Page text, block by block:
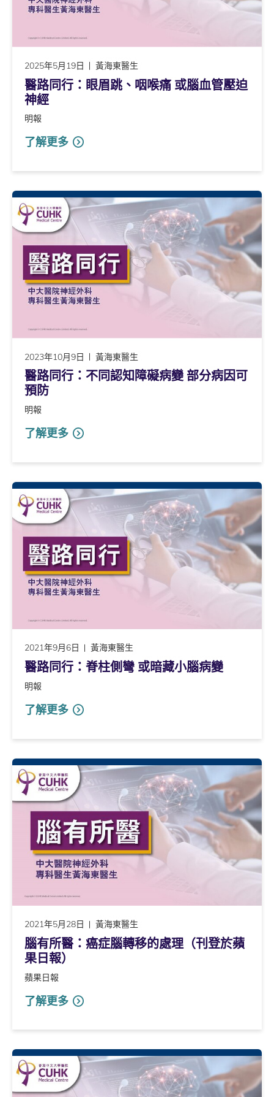
2025年5月19日 黃海東醫生
醫路同行：眼眉跳、咽喉痛 或腦血管壓迫
神經
明報
了解更多
2023年10月9日 黃海東醫生
醫路同行：不同認知障礙病變 部分病因可
預防
明報
了解更多
2021年9月6日 黃海東醫生
醫路同行：脊柱側彎 或暗藏小腦病變
明報
了解更多
2021年5月28日 黃海東醫生
腦有所醫：癌症腦轉移的處理（刊登於蘋
果日報）
蘋果日報
了解更多